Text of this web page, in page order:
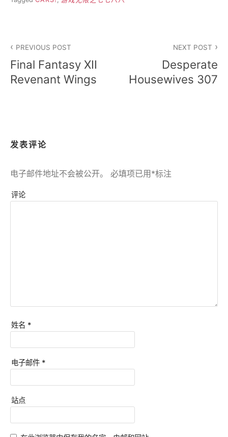
章
导
PREVIOUS POST
Final Fantasy XII
Revenant Wings
NEXT POST
Desperate
Housewives 307
发表评论
电子邮件地址不会被公开。 必填项已用 *标注
评论
姓名 *
电子邮件 *
站点